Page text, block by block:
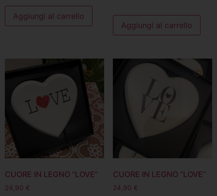
Aggiungi al carrello
Aggiungi al carrello
CUORE IN LEGNO “LOVE”
24,90 €
CUORE IN LEGNO “LOVE”
24,90 €